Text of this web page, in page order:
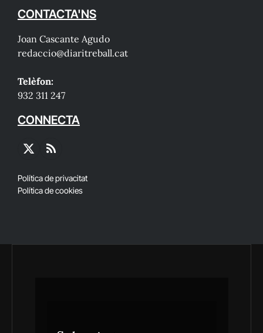
CONTACTA'NS
Joan Cascante Agudo
redaccio@diaritreball.cat
Telèfon:
932 311 247
CONNECTA
X
RSS
Política de privacitat
Política de cookies